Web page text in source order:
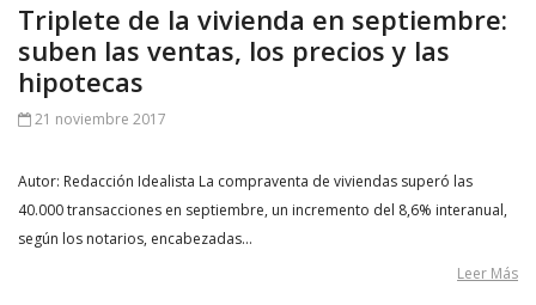
Triplete de la vivienda en septiembre:
suben las ventas, los precios y las
hipotecas
21 noviembre 2017
Autor: Redacción Idealista La compraventa de viviendas superó las
40.000 transacciones en septiembre, un incremento del 8,6% interanual,
según los notarios, encabezadas…
Leer Más